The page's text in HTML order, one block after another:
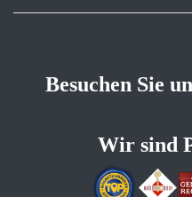
Besuchen Sie
Wir sind